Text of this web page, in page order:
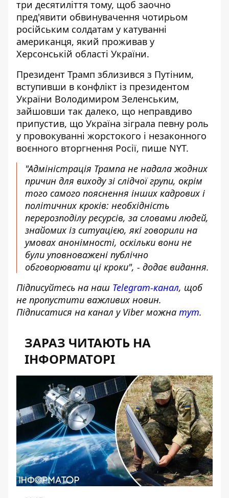
три десятиліття тому, щоб заочно
пред'явити обвинувачення чотирьом
російським солдатам у катуванні
американця, який проживав у
Херсонській області України.
Президент Трамп зблизився з Путіним,
вступивши в конфлікт із президентом
України Володимиром Зеленським,
зайшовши так далеко, що неправдиво
припустив, що Україна зіграла певну роль
у провокуванні жорстокого і незаконного
воєнного вторгнення Росії, пише NYT.
"Адміністрація Трампа не надала жодних
причин для виходу зі слідчої групи, окрім
того самого пояснення інших кадрових і
політичних кроків: необхідність
перерозподілу ресурсів, за словами людей,
знайомих із ситуацією, які говорили на
умовах анонімності, оскільки вони не
були уповноважені публічно
обговорювати ці кроки", - додає видання.
Підписуйтесь на наш Telegram-канал, щоб
не пропустити важливих новин.
Підписатися на канал у Viber можна тут.
ЗАРАЗ ЧИТАЮТЬ НА
ІНФОРМАТОРІ